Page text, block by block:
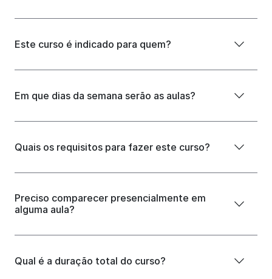
Este curso é indicado para quem?
Em que dias da semana serão as aulas?
Quais os requisitos para fazer este curso?
Preciso comparecer presencialmente em
alguma aula?
Qual é a duração total do curso?